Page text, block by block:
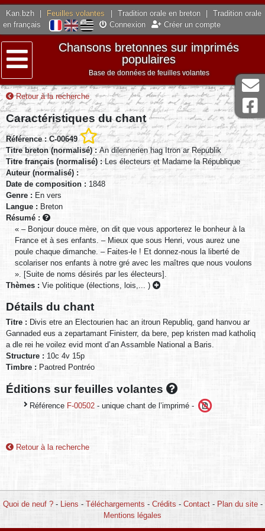
Kan.bzh Feuilles volantes Tradition orale en breton
Tradition orale
en français
Connexion Créer un compte
Menu
Chansons bretonnes sur imprimés
populaires
Base de données de feuilles volantes
Retour à la recherche
Caractéristiques du chant
Référence : C-00649
Titre breton (normalisé) :An dilennerien hag Itron ar Republik
Titre français (normalisé) :Les électeurs et Madame la République
Auteur (normalisé) :
Date de composition : 1848
Genre : En vers
Langue : Breton
Résumé :
« – Bonjour douce mère, on dit que vous apporterez le bonheur à la
France et à ses enfants. – Mieux que sous Henri, vous aurez une
poule chaque dimanche. – Faites-le ! Et donnez-nous la liberté de
scolariser nos enfants à notre gré avec les maîtres que nous voulons
». [Suite de noms désirés par les électeurs].
Thèmes : Vie politique (élections, lois,... )
Détails du chant
Titre : Divis etre an Electourien hac an itroun Republiq, gand hanvou ar
Gannaded eus a zepartamant Finisterr, da bere, pep kristen mad katholiq
a dle rei he voilez evid mont d’an Assamble National a Baris.
Structure : 10c 4v 15p
Timbre : Paotred Pontréo
Éditions sur feuilles volantes
Référence F-00502 - unique chant de l’imprimé -
Retour à la recherche
Quoi de neuf ?- Liens - Téléchargements - Crédits - Contact- Plan du site-
Mentions légales